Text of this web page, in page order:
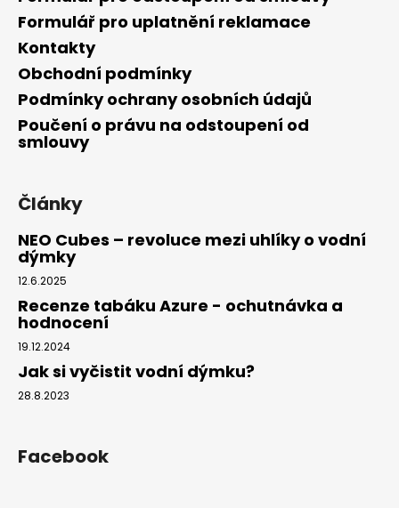
Formulář pro uplatnění reklamace
Kontakty
Obchodní podmínky
Podmínky ochrany osobních údajů
Poučení o právu na odstoupení od
smlouvy
Články
NEO Cubes – revoluce mezi uhlíky o vodní
dýmky
12.6.2025
Recenze tabáku Azure - ochutnávka a
hodnocení
19.12.2024
Jak si vyčistit vodní dýmku?
28.8.2023
Facebook